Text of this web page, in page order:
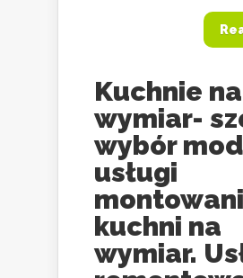
Kuchnie na
wymiar-
wybór
usługi
kuchni na
wymiar.